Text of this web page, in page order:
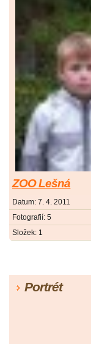
ZOO Lešná
Datum: 7. 4. 2011
Fotografií: 5
Složek: 1
Portrét